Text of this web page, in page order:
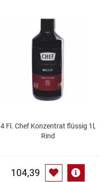
4 Fl. Chef Konzentrat flüssig 1l,
Rind
104,39